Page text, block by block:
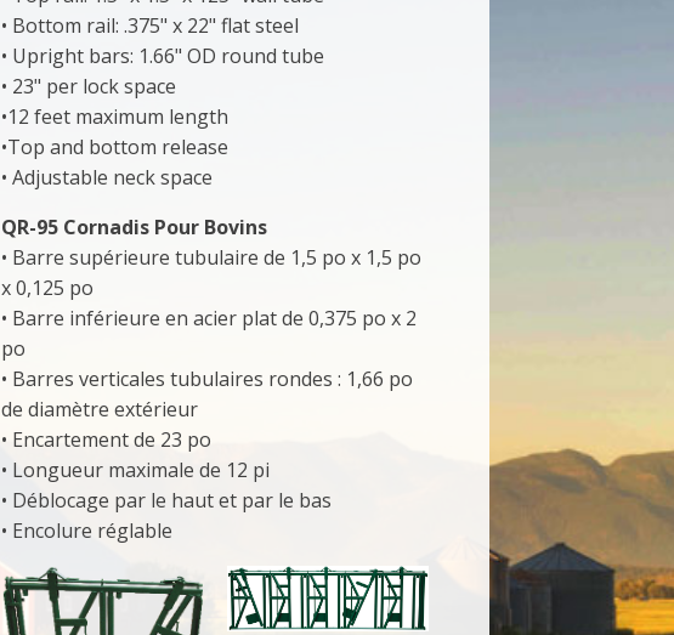
• Bottom rail: .375" x 22" flat steel
• Upright bars: 1.66" OD round tube
• 23" per lock space
•12 feet maximum length
•Top and bottom release
• Adjustable neck space
QR-95 Cornadis Pour Bovins
• Barre supérieure tubulaire de 1,5 po x 1,5 po
x 0,125 po
• Barre inférieure en acier plat de 0,375 po x 2
po
• Barres verticales tubulaires rondes : 1,66 po
de diamètre extérieur
• Encartement de 23 po
• Longueur maximale de 12 pi
• Déblocage par le haut et par le bas
• Encolure réglable